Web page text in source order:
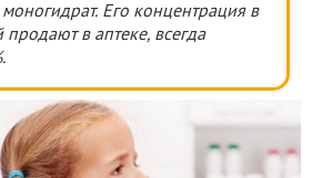
Его концентрация в
продают в аптеке, всегда